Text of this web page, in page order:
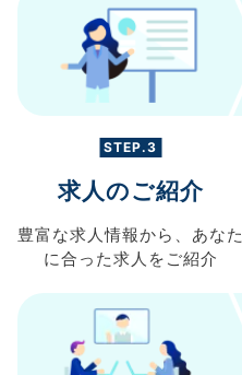
STEP.3
求人のご紹介
豊富な求人情報から、 あなた
に合った求人を ご紹介